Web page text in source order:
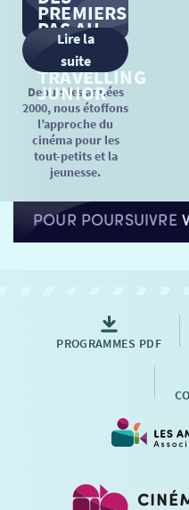
PREMIERS
PAS AU
CINÉMA…
AU
TRAVELLING
JUNIOR
Lire la
suite
Depuis les années
2000, nous étoffons
l’approche du
cinéma pour les
tout-petits et la
jeunesse.
POUR POURSUIVRE
PROGRAMMES PDF